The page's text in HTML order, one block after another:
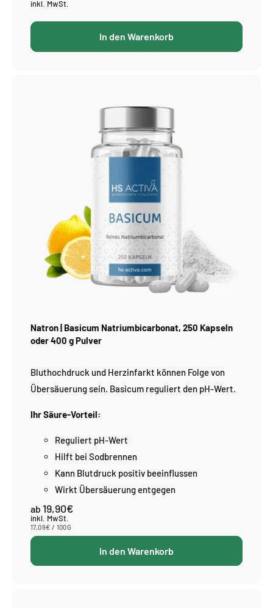
Preis
inkl. MwSt.
In den Warenkorb
Natron | Basicum Natriumbicarbonat, 250 Kapseln
oder 400 g Pulver
Bluthochdruck und Herzinfarkt können Folge von
Übersäuerung sein. Basicum reguliert den pH-Wert.
Ihr Säure-Vorteil:
Reguliert pH-Wert
Hilft bei Sodbrennen
Kann Blutdruck positiv beeinflussen
Wirkt Übersäuerung entgegen
ab Normaler
Preis
19,90€
inkl. MwSt.
STÜCKPREIS
17,09€ / PRO
100G
In den Warenkorb